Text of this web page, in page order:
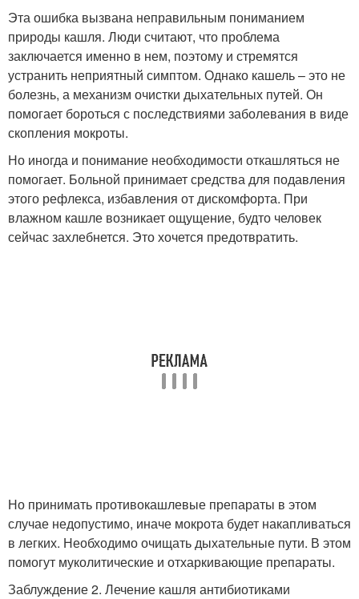
Эта ошибка вызвана неправильным пониманием
природы кашля. Люди считают, что проблема
заключается именно в нем, поэтому и стремятся
устранить неприятный симптом. Однако кашель – это не
болезнь, а механизм очистки дыхательных путей. Он
помогает бороться с последствиями заболевания в виде
скопления мокроты.
Но иногда и понимание необходимости откашляться не
помогает. Больной принимает средства для подавления
этого рефлекса, избавления от дискомфорта. При
влажном кашле возникает ощущение, будто человек
сейчас захлебнется. Это хочется предотвратить.
Но принимать противокашлевые препараты в этом
случае недопустимо, иначе мокрота будет накапливаться
в легких. Необходимо очищать дыхательные пути. В этом
помогут муколитические и отхаркивающие препараты.
Заблуждение 2. Лечение кашля антибиотиками